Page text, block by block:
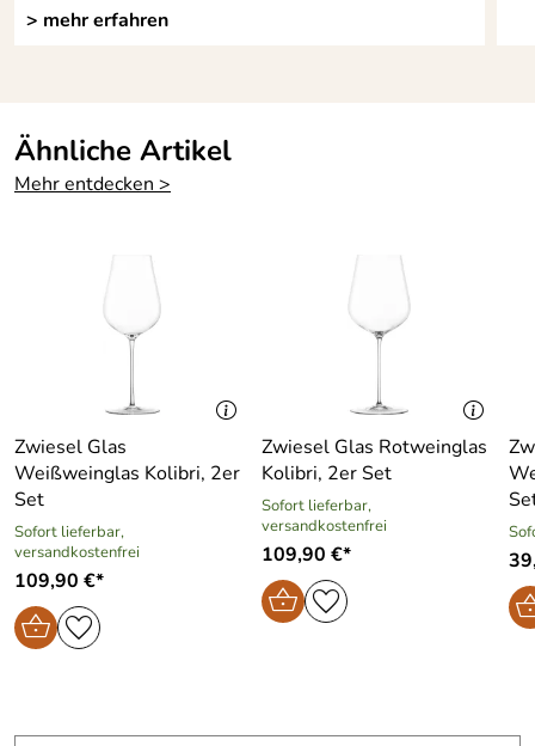
> mehr erfahren
Ähnliche Artikel
Mehr entdecken >
Zwiesel Glas
Weißweinglas Kolibri, 2er
Set
Sofort lieferbar,
versandkostenfrei
109,90 €*
Zwiesel Glas Rotweinglas
Kolibri, 2er Set
Sofort lieferbar,
versandkostenfrei
109,90 €*